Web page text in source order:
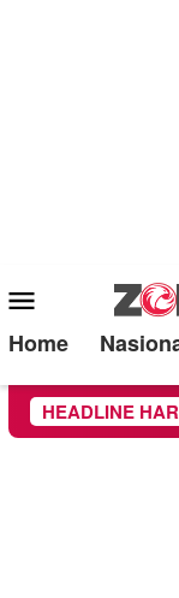
Mobile
Menu
Home
HEADLINE
ke Wilayah